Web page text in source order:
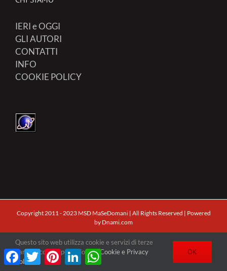
IERI e OGGI
GLI AUTORI
CONTATTI
INFO
COOKIE POLICY
Copyright 2011 - 2023 MSD MaSeDomani | All Rights Reserved | Powered
by Dnami.com
Facebook
X Pinterest
Facebook
TwitterPinterestLinkedInWhatsApp
Questo sito web utilizza cookie e servizi di terze
parti. Clicca qui per visionareCookie e Privacy
Policy
OK